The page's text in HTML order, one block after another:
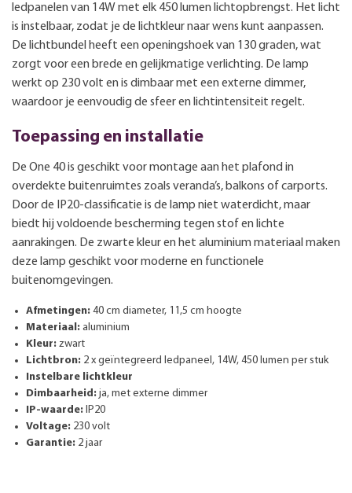
ledpanelen van 14W met elk 450 lumen lichtopbrengst. Het licht
is instelbaar, zodat je de lichtkleur naar wens kunt aanpassen.
De lichtbundel heeft een openingshoek van 130 graden, wat
zorgt voor een brede en gelijkmatige verlichting. De lamp
werkt op 230 volt en is dimbaar met een externe dimmer,
waardoor je eenvoudig de sfeer en lichtintensiteit regelt.
Toepassing en installatie
De One 40 is geschikt voor montage aan het plafond in
overdekte buitenruimtes zoals veranda’s, balkons of carports.
Door de IP20-classificatie is de lamp niet waterdicht, maar
biedt hij voldoende bescherming tegen stof en lichte
aanrakingen. De zwarte kleur en het aluminium materiaal maken
deze lamp geschikt voor moderne en functionele
buitenomgevingen.
Afmetingen: 40 cm diameter, 11,5 cm hoogte
Materiaal: aluminium
Kleur: zwart
Lichtbron: 2 x geïntegreerd ledpaneel, 14W, 450 lumen per stuk
Instelbare lichtkleur
Dimbaarheid: ja, met externe dimmer
IP-waarde: IP20
Voltage: 230 volt
Garantie: 2 jaar